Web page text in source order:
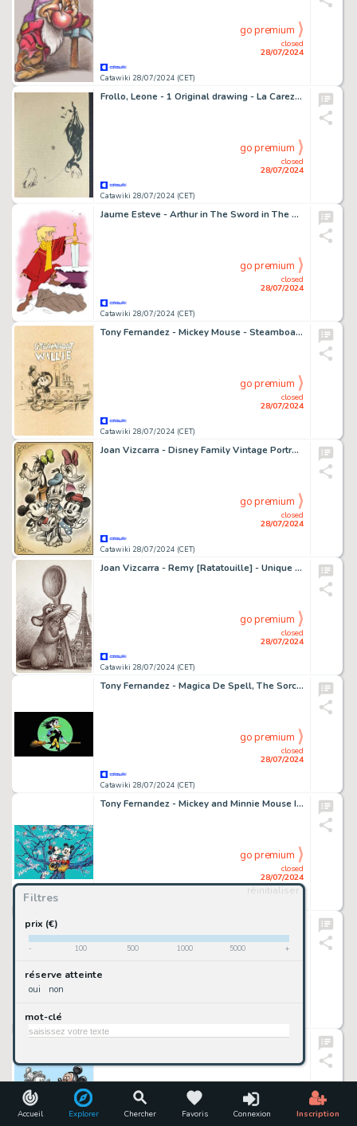
Accueil Explorer Chercher Favoris Connexion Inscription
Filtres
réinitialiser
prix (€)
- 100 500 1000 5000 +
réserve atteinte
oui non
mot-clé
Catawiki 28/07/2024 (CET)
closed
28/07/2024
go premium
Frollo, Leone - 1 Original drawing - La Carezza
Catawiki 28/07/2024 (CET)
closed
28/07/2024
go premium
Jaume Esteve - Arthur in The Sword in The Stone - Unique Copy - Artist Edition - Hand Signed
Catawiki 28/07/2024 (CET)
closed
28/07/2024
go premium
Tony Fernandez - Mickey Mouse - Steamboat Willie (1928) - Unique Copy - Artist Edition
Catawiki 28/07/2024 (CET)
closed
28/07/2024
go premium
Joan Vizcarra - Disney Family Vintage Portrait - Unique Copy - Artist Edition
Catawiki 28/07/2024 (CET)
closed
28/07/2024
go premium
Joan Vizcarra - Remy [Ratatouille] - Unique Copy - Artist Edition - Hand Signed
Catawiki 28/07/2024 (CET)
closed
28/07/2024
go premium
Tony Fernandez - Magica De Spell, The Sorceress! - Unique Copy - Artist Edition
Catawiki 28/07/2024 (CET)
closed
28/07/2024
go premium
Tony Fernandez - Mickey and Minnie Mouse Inspired by Van Gogh's "Almend Blossom" (1890) - Unique Copy
closed
28/07/2024
go premium
28/07/2024
go premium